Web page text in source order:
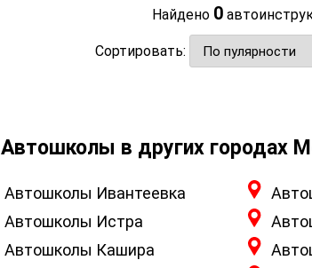
Найдено 0
Сортировать:
Автошколы в других городах
Автошколы Ивантеевка
Автошколы Истра
Автошколы Кашира